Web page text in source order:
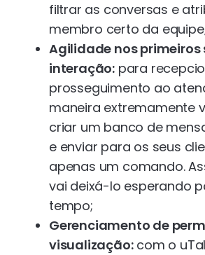
filtrar as conversas e
membro certo da
Agilidade nos primeiros
interação: para
prosseguimento ao
maneira extremamente
criar um banco de
e enviar para os seus
apenas um comando.
vai deixá-lo esperando
tempo;
Gerenciamento de
visualização:com o